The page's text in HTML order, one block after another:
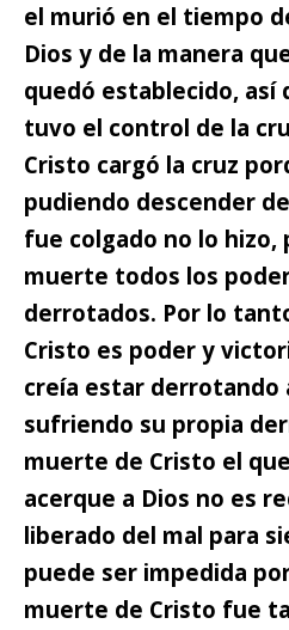
el murió en el tiempo
Dios y de la manera
quedó establecido, así
tuvo el control de la
Cristo cargó la cruz
pudiendo descender
fue colgado no lo hizo,
muerte todos los
derrotados. Por lo
Cristo es poder y
creía estar derrotando
sufriendo su propia
muerte de Cristo el
acerque a Dios no es
liberado del mal para
puede ser impedida
muerte de Cristo fue